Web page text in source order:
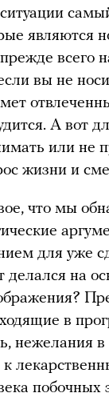
являются
всего
вы не
А вот
или не
жизни и
что мы
для уже
делался на
в
нежелания
к